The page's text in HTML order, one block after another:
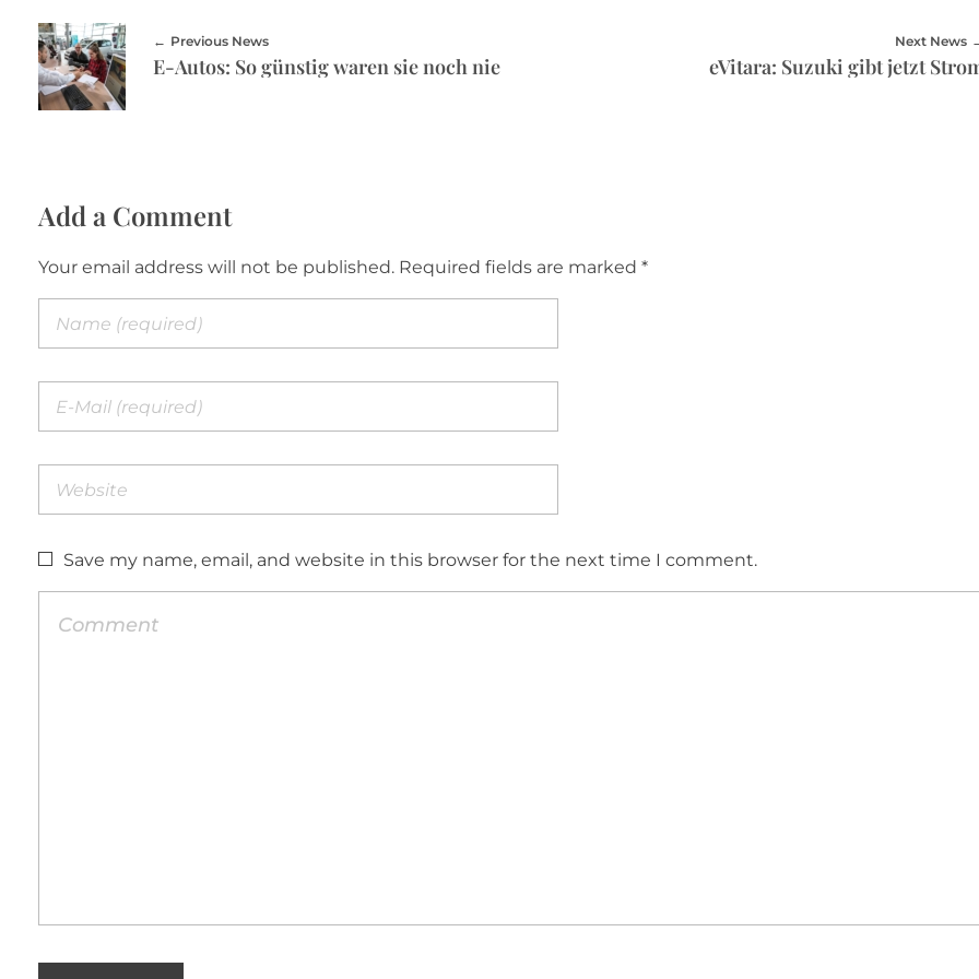
Previous News
E-Autos: So günstig waren sie noch nie
Next News
eVitara: Suzuki gibt jetzt
Add a Comment
Your email address will not be published. Required fields are marked *
Save my name, email, and website in this browser for the next time I comment.